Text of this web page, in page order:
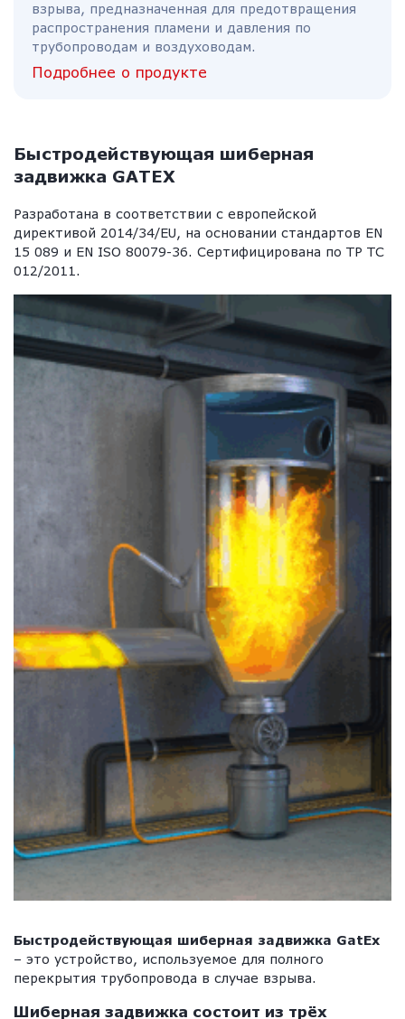
взрыва, предназначенная для предотвращения
распространения пламени и давления по
трубопроводам и воздуховодам.
Подробнее о продукте
Быстродействующая шиберная
задвижка GATEX
Разработана в соответствии с европейской
директивой 2014/34/EU, на основании стандартов EN
15 089 и EN ISO 80079-36. Сертифицирована по ТР ТС
012/2011.
Быстродействующая шиберная задвижка GatEx
– это устройство, используемое для полного
перекрытия трубопровода в случае взрыва.
Шиберная задвижка состоит из трёх